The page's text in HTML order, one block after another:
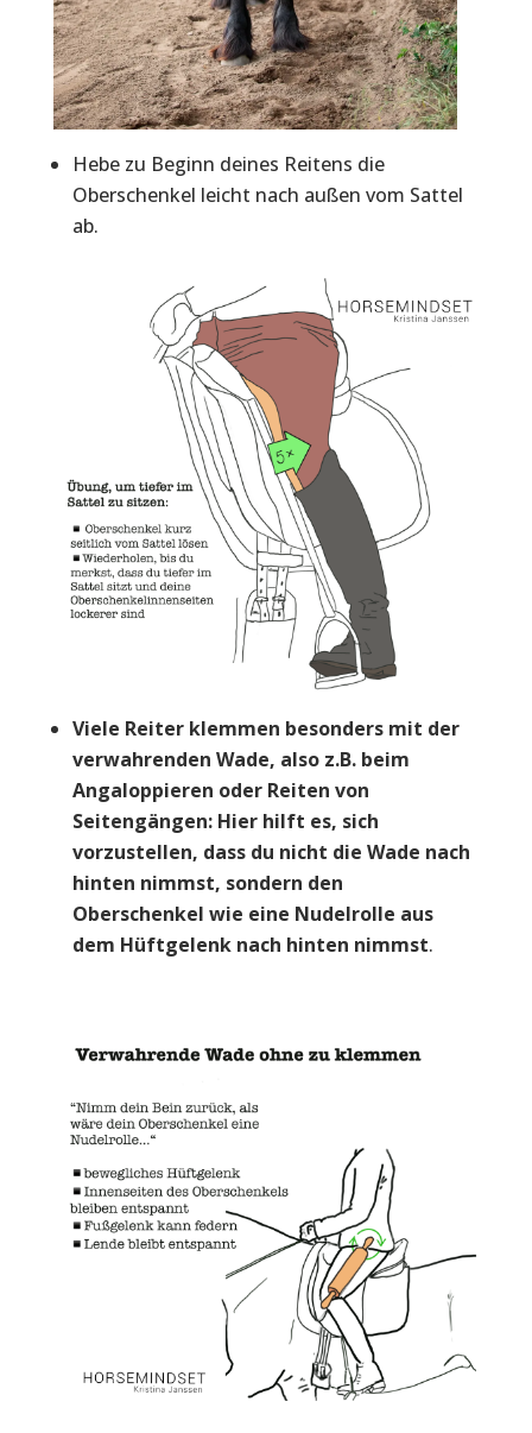
Hebe zu Beginn deines Reitens die
Oberschenkel leicht nach außen vom Sattel
ab.
Viele Reiter klemmen besonders mit der
verwahrenden Wade, also z.B. beim
Angaloppieren oder Reiten von
Seitengängen: Hier hilft es, sich
vorzustellen, dass du nicht die Wade nach
hinten nimmst, sondern den
Oberschenkel wie eine Nudelrolle aus
dem Hüftgelenk nach hinten nimmst.